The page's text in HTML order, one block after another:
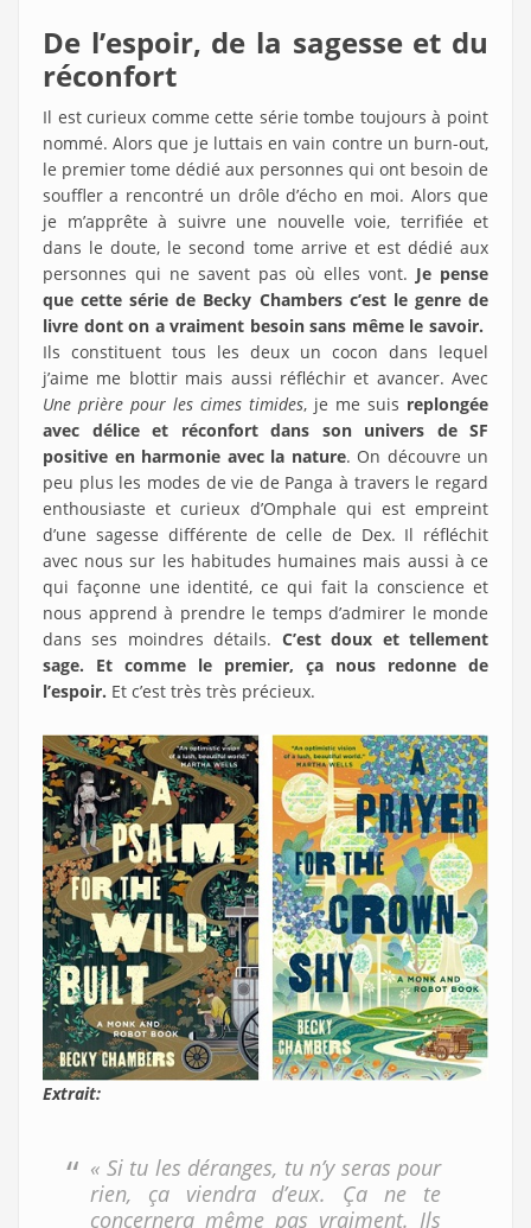
De l’espoir, de la sagesse et du
réconfort
Il est curieux comme cette série tombe toujours à point
nommé. Alors que je luttais en vain contre un burn-out,
le premier tome dédié aux personnes qui ont besoin de
souffler a rencontré un drôle d’écho en moi. Alors que
je m’apprête à suivre une nouvelle voie, terrifiée et
dans le doute, le second tome arrive et est dédié aux
personnes qui ne savent pas où elles vont. Je pense
que cette série de Becky Chambers c’est le genre de
livre dont on a vraiment besoin sans même le savoir.
Ils constituent tous les deux un cocon dans lequel
j’aime me blottir mais aussi réfléchir et avancer. Avec
Une prière pour les cimes timides, je me suis replongée
avec délice et réconfort dans son univers de SF
positive en harmonie avec la nature. On découvre un
peu plus les modes de vie de Panga à travers le regard
enthousiaste et curieux d’Omphale qui est empreint
d’une sagesse différente de celle de Dex. Il réfléchit
avec nous sur les habitudes humaines mais aussi à ce
qui façonne une identité, ce qui fait la conscience et
nous apprend à prendre le temps d’admirer le monde
dans ses moindres détails. C’est doux et tellement
sage. Et comme le premier, ça nous redonne de
l’espoir. Et c’est très très précieux.
Extrait:
« Si tu les déranges, tu n’y seras pour
rien, ça viendra d’eux. Ça ne te
concernera même pas vraiment. Ils